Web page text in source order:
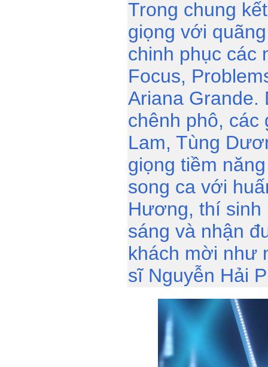
Trong chung
giọng với
chinh phục các
Focus,
Ariana Grande.
chênh phô, các
Lam, Tùng
giọng tiềm
song ca với
Hương, thí sinh
sáng và nhận
khách mời như
sĩ Nguyễn Hải